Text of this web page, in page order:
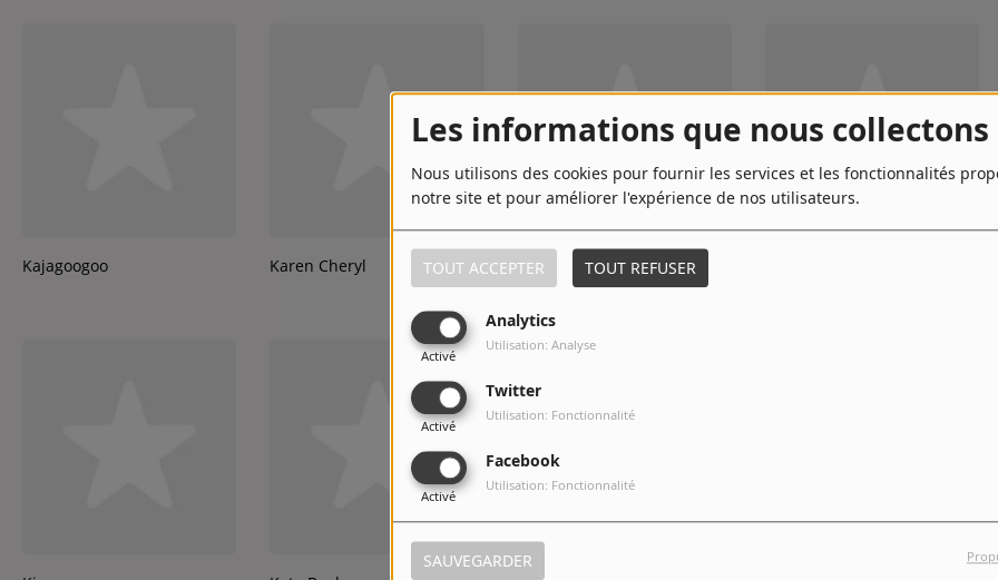
Les informations que nous collectons
Nous utilisons des cookies pour fournir les services et les fonctionnalités
notre site et pour améliorer l'expérience de nos utilisateurs.
TOUT ACCEPTER TOUT REFUSER
Analytics
Activé
Utilisation: Analyse
Twitter
Activé
Utilisation: Fonctionnalité
Facebook
Activé
Utilisation: Fonctionnalité
SAUVEGARDER
Kajagoogoo Karen Cheryl K-Maro